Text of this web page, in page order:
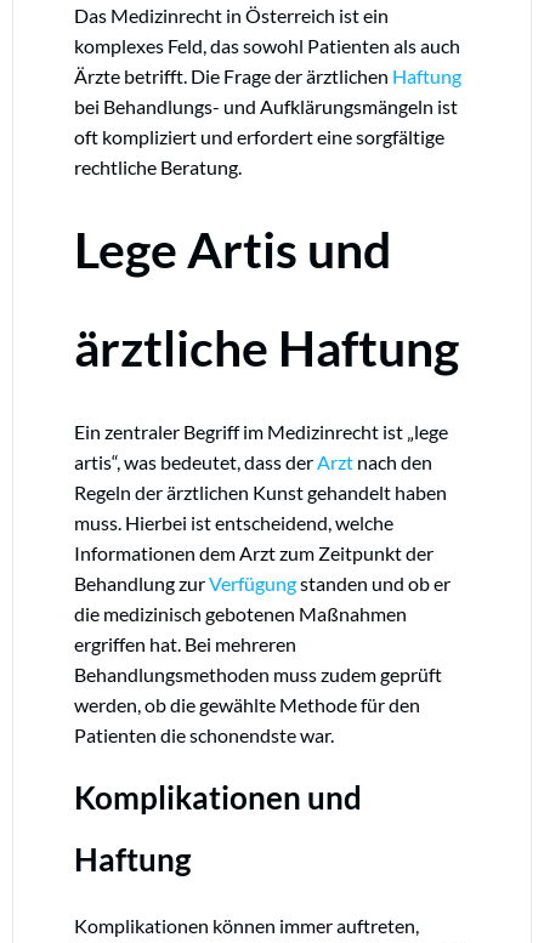
Das Medizinrecht in Österreich ist ein
komplexes Feld, das sowohl Patienten als auch
Ärzte betrifft. Die Frage der ärztlichen Haftung
bei Behandlungs- und Aufklärungsmängeln ist
oft kompliziert und erfordert eine sorgfältige
rechtliche Beratung.
Lege Artis und
ärztliche Haftung
Ein zentraler Begriff im Medizinrecht ist „lege
artis“, was bedeutet, dass der Arzt nach den
Regeln der ärztlichen Kunst gehandelt haben
muss. Hierbei ist entscheidend, welche
Informationen dem Arzt zum Zeitpunkt der
Behandlung zurVerfügungstanden und ob er
die medizinisch gebotenen Maßnahmen
ergriffen hat. Bei mehreren
Behandlungsmethoden muss zudem geprüft
werden, ob die gewählte Methode für den
Patienten die schonendste war.
Komplikationen und
Haftung
Komplikationen können immer auftreten,